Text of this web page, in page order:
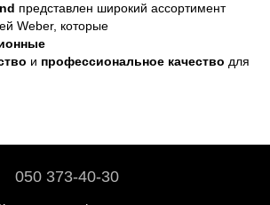
представлен широкий ассортимент
Weber, которые
и профессиональное качество для
050 373-40-30